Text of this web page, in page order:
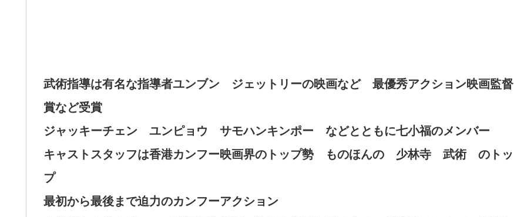
武術指導は有名な指導者ユンブン ジェットリーの映画など 最優秀アクション映画監督
賞など受賞
ジャッキーチェン ユンピョウ サモハンキンポー などとともに七小福のメンバー
キャストスタッフは香港カンフー映画界のトップ勢 ものほんの 少林寺 武術 のトッ
プ
最初から最後まで迫力のカンフーアクション